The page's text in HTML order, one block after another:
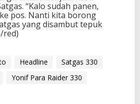
“Kalo sudah panen,
pos. Nanti kita borong
yang disambut tepuk
red)
Headline
Satgas 330
Yonif Para Raider 330